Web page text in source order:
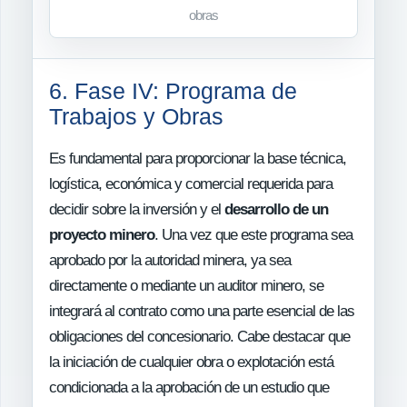
obras
6. Fase IV: Programa de
Trabajos y Obras
Es fundamental para proporcionar la base técnica,
logística, económica y comercial requerida para
decidir sobre la inversión y el desarrollo de un
proyecto minero. Una vez que este programa sea
aprobado por la autoridad minera, ya sea
directamente o mediante un auditor minero, se
integrará al contrato como una parte esencial de las
obligaciones del concesionario. Cabe destacar que
la iniciación de cualquier obra o explotación está
condicionada a la aprobación de un estudio que